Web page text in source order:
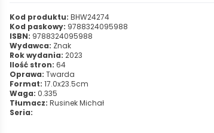
Kod produktu: BHW24274
Kod paskowy: 9788324095988
ISBN: 9788324095988
Wydawca: Znak
Rok wydania: 2023
Ilość stron: 64
Oprawa: Twarda
Format: 17.0x23.5cm
Waga: 0.335
Tłumacz: Rusinek Michał
Seria: